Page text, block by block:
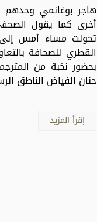
هاجر بوغانمي وحدهم
أخرى كما يقول
تحولت مساء أمس
القطري للصحافة
بحضور نخبة من
حنان الفياض الناطق
إقرأ المزيد